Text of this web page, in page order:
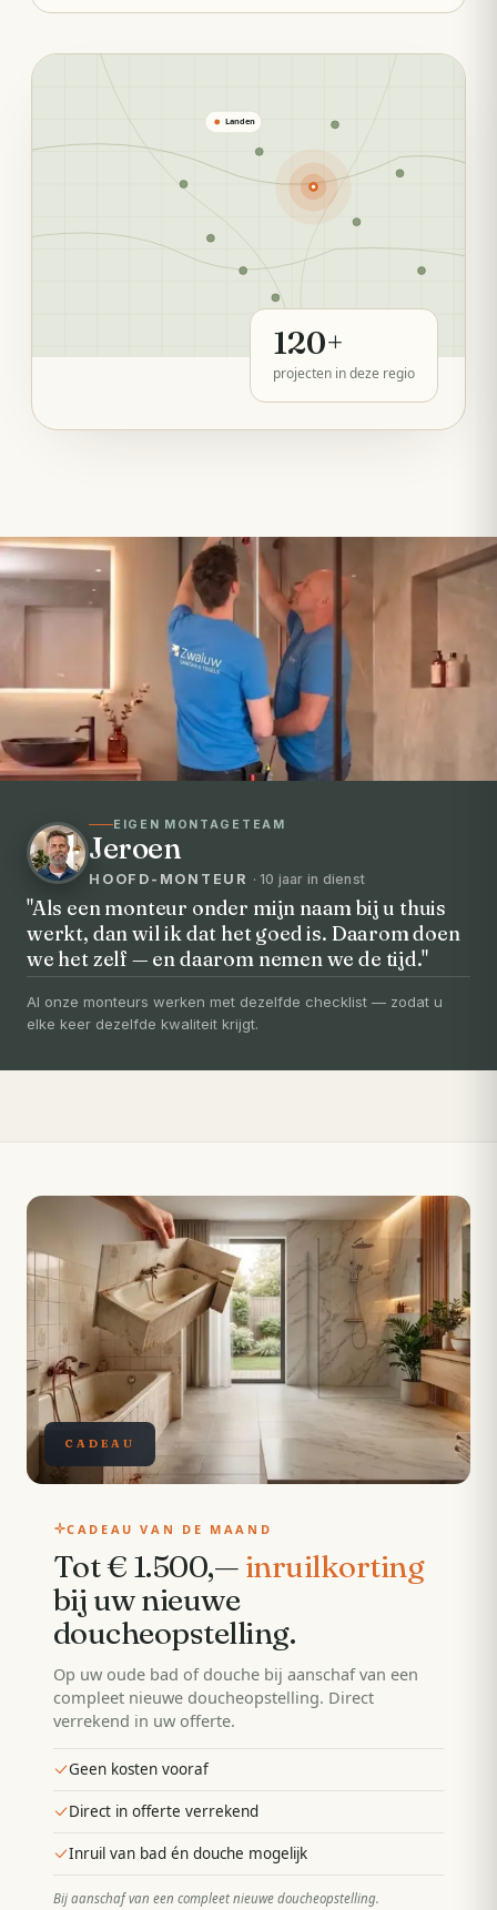
Landen
120+
projecten in deze regio
EIGEN MONTAGETEAM
Jeroen
HOOFD-MONTEUR · 10 jaar in dienst
"Als een monteur onder mijn naam bij u thuis
werkt, dan wil ik dat het goed is. Daarom doen
we het zelf — en daarom nemen we de tijd."
Al onze monteurs werken met dezelfde checklist — zodat u
elke keer dezelfde kwaliteit krijgt.
VOORHEEN → NA
Uw badkamer, volledig vernieuwd in
3-5 dagen
levertijd van slechts 4 weken.
CADEAU
CADEAU VAN DE MAAND
Tot € 1.500,— inruilkorting
bij uw nieuwe
doucheopstelling.
Op uw oude bad of douche bij aanschaf van een
compleet nieuwe doucheopstelling. Direct
verrekend in uw offerte.
Geen kosten vooraf
Direct in offerte verrekend
Inruil van bad én douche mogelijk
Bij aanschaf van een compleet nieuwe doucheopstelling.